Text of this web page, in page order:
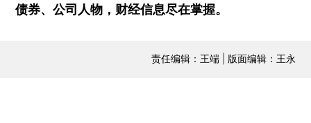
债券、公司人物，财经信息尽在掌握。
责任编辑：王端 | 版面编辑：王永